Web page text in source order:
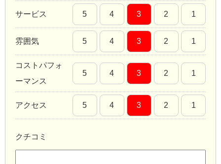
サービス 5 4 3 2 1
雰囲気 5 4 3 2 1
コストパフォ
ーマンス
5 4 3 2 1
アクセス 5 4 3 2 1
クチコミ